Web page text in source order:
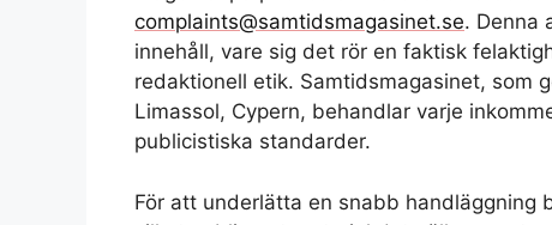
complaints@samtidsmagasinet.se. Denna
innehåll, vare sig det rör en faktisk
redaktionell etik. Samtidsmagasinet, som
Limassol, Cypern, behandlar varje
publicistiska standarder.
För att underlätta en snabb